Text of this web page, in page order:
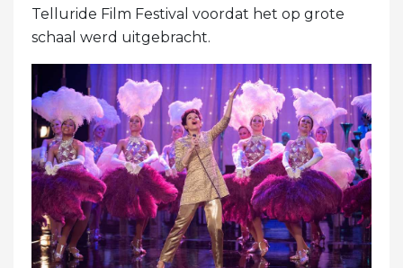
Telluride Film Festival voordat het op grote
schaal werd uitgebracht.